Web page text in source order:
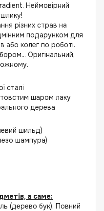
Неймовірний
різних страв на
подарунком для
або колег по роботі.
Оригінальний,
сталі
шаром лаку
дерева
шильд)
шампура)
а саме:
(дерево бук). Повний